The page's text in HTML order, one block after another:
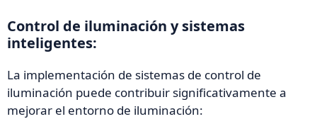
Control de iluminación y sistemas
inteligentes:
La implementación de sistemas de control de
iluminación puede contribuir significativamente a
mejorar el entorno de iluminación: